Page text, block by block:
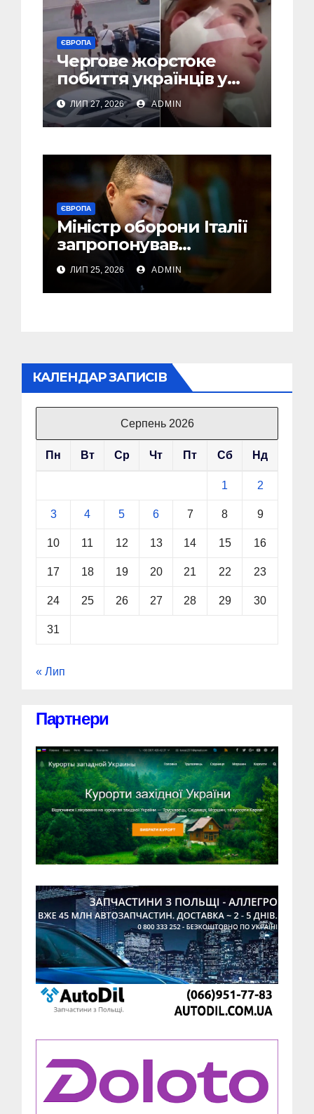
ЄВРОПА
Чергове жорстоке
побиття українців у
Польші: перші
затримання (Відео,
Фото)
ЛИП 27, 2026 ADMIN
ЄВРОПА
Міністр оборони Італії
запропонував
Федорову стати його
радником
ЛИП 25, 2026 ADMIN
КАЛЕНДАР ЗАПИСІВ
Серпень 2026
Пн Вт Ср Чт Пт Сб Нд
1 2
3 4 5 6 7 8 9
10 11 12 13 14 15 16
17 18 19 20 21 22 23
24 25 26 27 28 29 30
31
« Лип
Партнери